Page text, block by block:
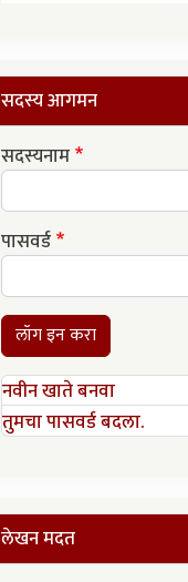
सदस्य आगमन
सदस्यनाम
पासवर्ड
लॉग इन करा
नवीन खाते बनवा
तुमचा पासवर्ड बदला.
लेखन मदत